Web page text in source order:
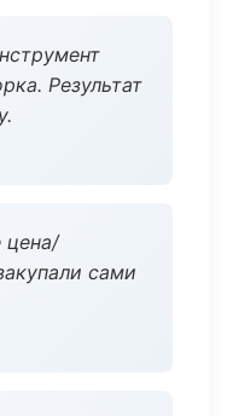
Результат
цена/
сами